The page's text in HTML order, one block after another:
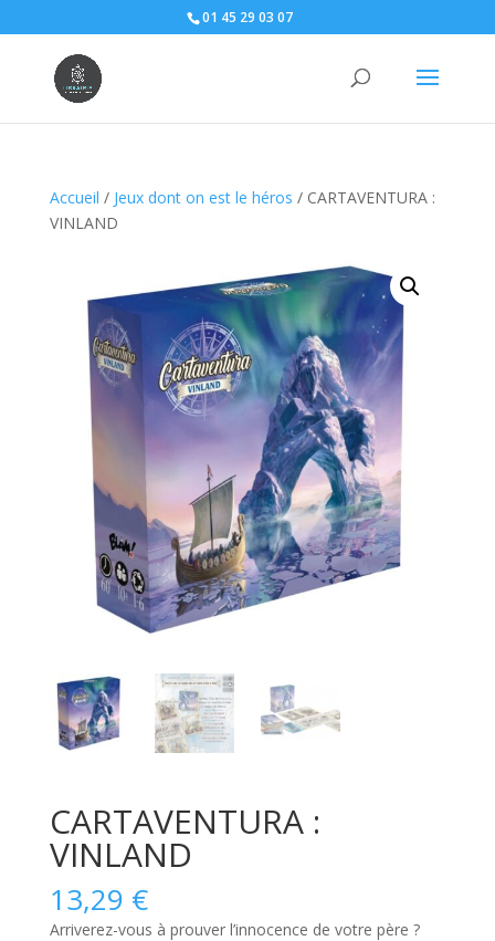
01 45 29 03 07
Accueil / Jeux dont on est le héros / CARTAVENTURA :
VINLAND
CARTAVENTURA :
VINLAND
13,29 €
Arriverez-vous à prouver l’innocence de votre père ?